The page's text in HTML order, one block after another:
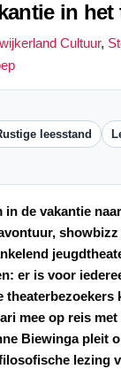
in het
Cultuur,
leesstand
in de vakantie
showbizz
er is voor
theaterbezoekers
mee op reis met
Biewinga pleit
lezing